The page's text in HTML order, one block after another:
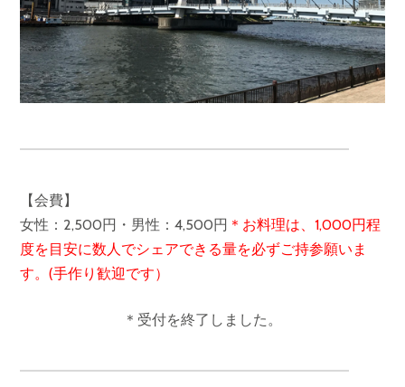
【会費】
女性：2,500円・男性：4,500円 ＊お料理は、1,000円程
度を目安に数人でシェアできる量を必ずご持参願いま
す。(手作り歓迎です）
＊受付を終了しました。